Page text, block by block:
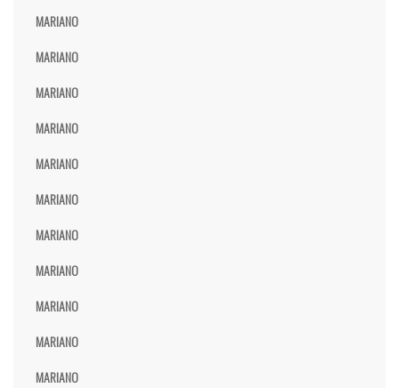
MARIANO
MARIANO
MARIANO
MARIANO
MARIANO
MARIANO
MARIANO
MARIANO
MARIANO
MARIANO
MARIANO